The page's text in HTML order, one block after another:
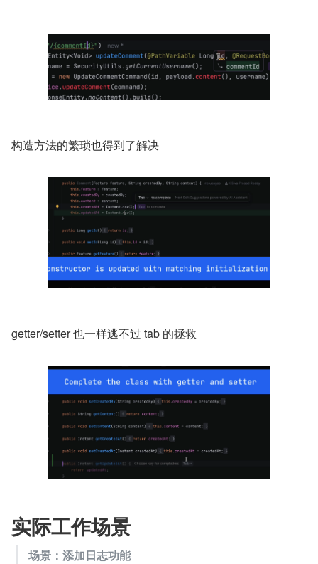
构造方法的繁琐也得到了解决
getter/setter 也一样逃不过 tab 的拯救
实际工作场景
场景：添加日志功能